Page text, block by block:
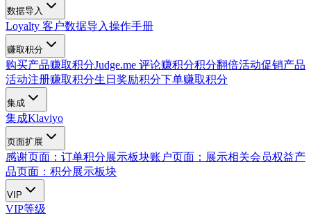
数据导入
Loyalty 客户数据导入操作手册
赚取积分
购买产品赚取积分Judge.me 评论赚积分积分翻倍活动促销产品
活动注册赚取积分生日奖励积分下单赚取积分
集成
集成Klaviyo
页面扩展
感谢页面：订单积分展示板块账户页面：展示相关会员权益产
品页面：积分展示板块
VIP
VIP等级